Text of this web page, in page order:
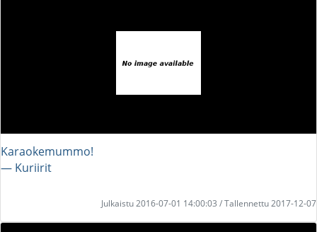
Karaokemummo!
― Kuriirit
Julkaistu 2016-07-01 14:00:03 / Tallennettu 2017-12-07